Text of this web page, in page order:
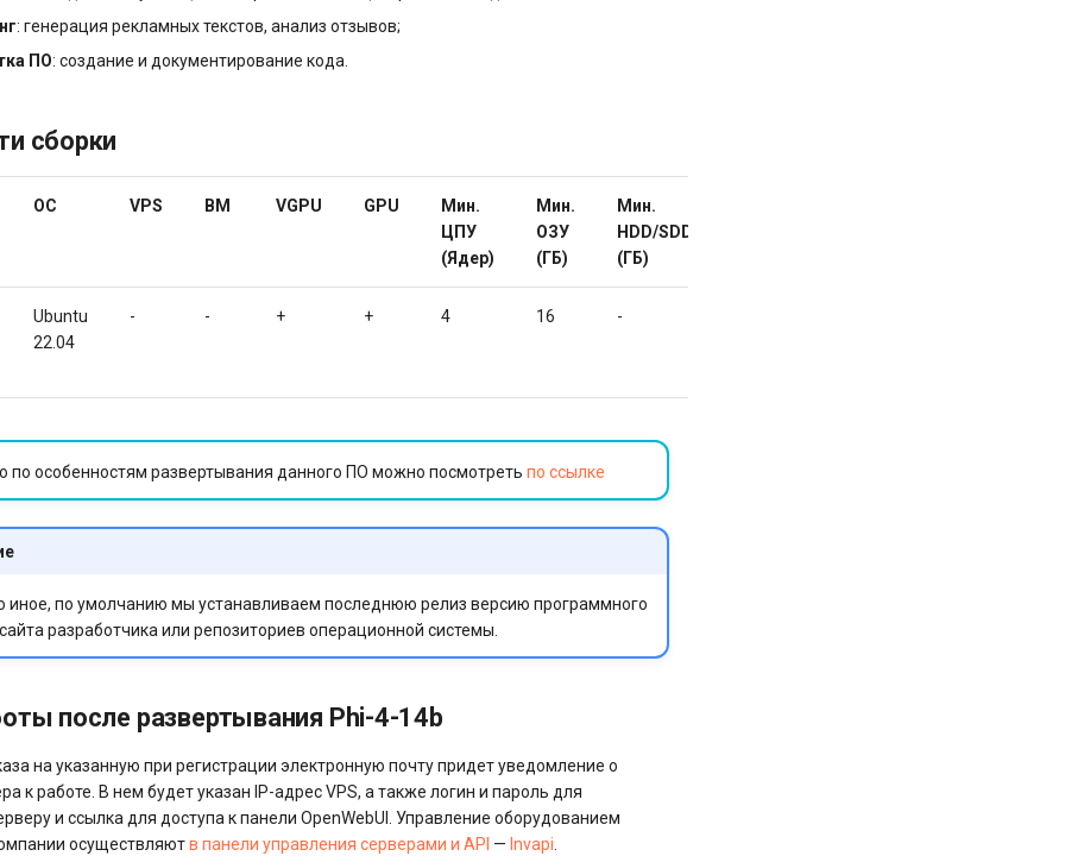
: генерация рекламных текстов, анализ отзывов;
ПО: создание и документирование кода.
сборки
ОС VPS BM VGPU GPU
Мин.
ЦПУ
(Ядер)
Мин.
ОЗУ
(ГБ)
Мин.
HDD/SDD
(ГБ)
Ubuntu
22.04
- - + + 4 16 -
по особенностям развертывания данного ПО можно посмотретьпо ссылке
иное, по умолчанию мы устанавливаем последнюю релиз версию программного
разработчика или репозиториев операционной системы.
после развертывания Phi-4-14b
на указанную при регистрации электронную почту придет уведомление о
к работе. В нем будет указан IP-адрес VPS, а также логин и пароль для
и ссылка для доступа к панели OpenWebUI. Управление оборудованием
осуществляютв панели управления серверами и API — Invapi